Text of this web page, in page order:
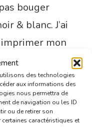
des technologies
aux informations des
nous permettra de
de navigation ou les ID
ou de retirer son
caractéristiques et
bouger
& blanc. J’ai
mon
avec
: du Perfect